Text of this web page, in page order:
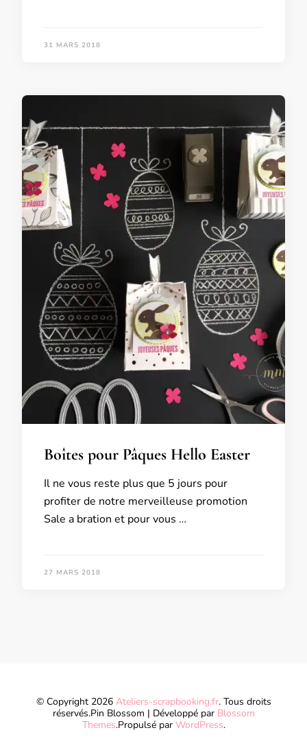
31 MARS 2018
Boîtes pour Pâques Hello Easter
Il ne vous reste plus que 5 jours pour
profiter de notre merveilleuse promotion
Sale a bration et pour vous …
27 MARS 2018
© Copyright 2026 Ateliers-scrapbooking.fr. Tous droits
réservés.Pin Blossom | Développé par Blossom
Themes.Propulsé par WordPress.